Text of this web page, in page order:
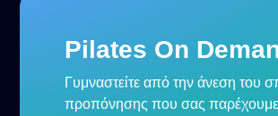
Pilates On
Γυμναστείτε από την άνεση του
προπόνησης που σας